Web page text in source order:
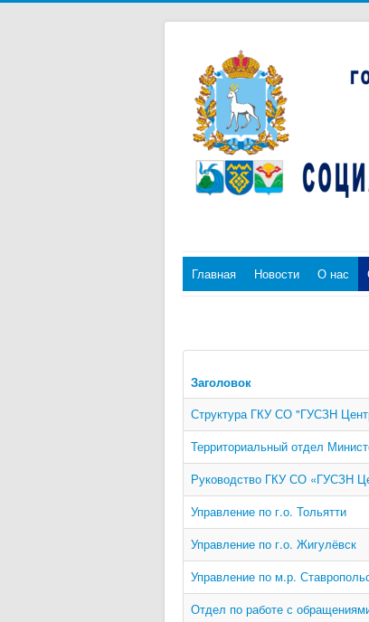
Главная Новости О нас
Заголовок
Структура ГКУ СО "ГУСЗН
Территориальный отдел
Руководство ГКУ СО «ГУСЗН
Управление по г.о. Тольятти
Управление по г.о. Жигулёвск
Управление по м.р.
Отдел по работе с